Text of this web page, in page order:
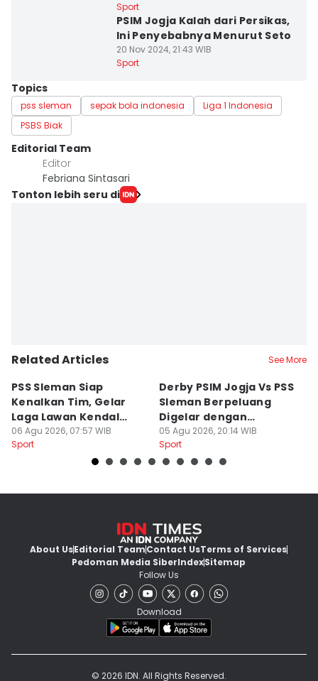
Sport
PSIM Jogja Kalah dari Persikas,
Ini Penyebabnya Menurut Seto
20 Nov 2024, 21:43 WIB
Sport
Topics
pss sleman sepak bola indonesia
Liga 1 Indonesia
PSBS Biak
Editorial Team
Editor
Febriana Sintasari
Tonton lebih seru di
Related Articles See More
PSS Sleman Siap
Kenalkan Tim, Gelar
Laga Lawan Kendal
Tornado FC
06 Agu 2026, 07:57 WIB
Sport
Derby PSIM Jogja Vs PSS
Sleman Berpeluang
Digelar dengan
Penonton
05 Agu 2026, 20:14 WIB
Sport
About UsEditorial TeamContact UsTerms of Services
Pedoman Media SiberIndexSitemap
Follow Us
Download
© 2026 IDN. All Rights Reserved.